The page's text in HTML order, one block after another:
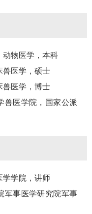
动物医学，本科
兽医学，硕士
兽医学，博士
兽医学院，国家公派
学学院，讲师
军事医学研究院军事